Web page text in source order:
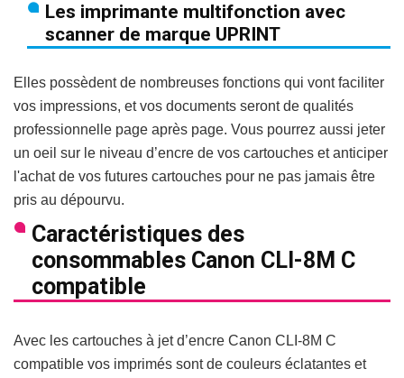
Les imprimante multifonction avec
scanner de marque UPRINT
Elles possèdent de nombreuses fonctions qui vont faciliter
vos impressions, et vos documents seront de qualités
professionnelle page après page. Vous pourrez aussi jeter
un oeil sur le niveau d’encre de vos cartouches et anticiper
l'achat de vos futures cartouches pour ne pas jamais être
pris au dépourvu.
Caractéristiques des
consommables Canon CLI-8M C
compatible
Avec les cartouches à jet d’encre Canon CLI-8M C
compatible vos imprimés sont de couleurs éclatantes et